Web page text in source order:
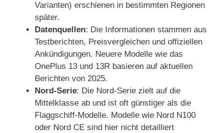
Varianten) erschienen in bestimmten Regionen
später.
Datenquellen: Die Informationen stammen aus
Testberichten, Preisvergleichen und offiziellen
Ankündigungen. Neuere Modelle wie das
OnePlus 13 und 13R basieren auf aktuellen
Berichten von 2025.
Nord-Serie: Die Nord-Serie zielt auf die
Mittelklasse ab und ist oft günstiger als die
Flaggschiff-Modelle. Modelle wie Nord N100
oder Nord CE sind hier nicht detailliert